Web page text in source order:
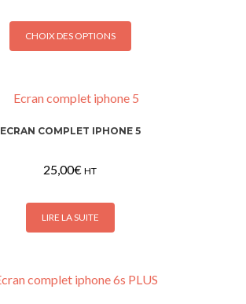
CHOIX DES OPTIONS
Ce
variations.
options
produit
ECRAN COMPLET IPHONE 5
25,00€ HT
LIRE LA SUITE